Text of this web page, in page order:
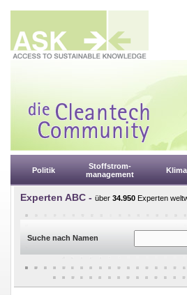
Politik
Stoffstrom-
management
Klima
Experten ABC - über 34.950 Experten
Suche nach Namen